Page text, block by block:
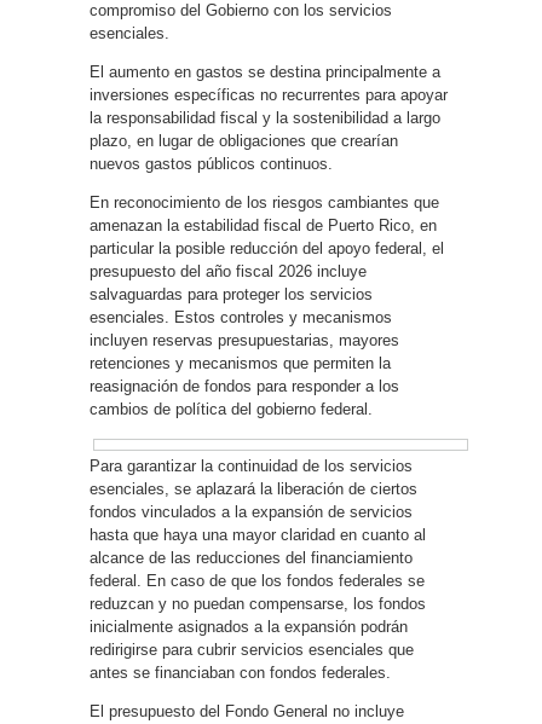
compromiso del Gobierno con los servicios
esenciales.
El aumento en gastos se destina principalmente a
inversiones específicas no recurrentes para apoyar
la responsabilidad fiscal y la sostenibilidad a largo
plazo, en lugar de obligaciones que crearían
nuevos gastos públicos continuos.
En reconocimiento de los riesgos cambiantes que
amenazan la estabilidad fiscal de Puerto Rico, en
particular la posible reducción del apoyo federal, el
presupuesto del año fiscal 2026 incluye
salvaguardas para proteger los servicios
esenciales. Estos controles y mecanismos
incluyen reservas presupuestarias, mayores
retenciones y mecanismos que permiten la
reasignación de fondos para responder a los
cambios de política del gobierno federal.
Para garantizar la continuidad de los servicios
esenciales, se aplazará la liberación de ciertos
fondos vinculados a la expansión de servicios
hasta que haya una mayor claridad en cuanto al
alcance de las reducciones del financiamiento
federal. En caso de que los fondos federales se
reduzcan y no puedan compensarse, los fondos
inicialmente asignados a la expansión podrán
redirigirse para cubrir servicios esenciales que
antes se financiaban con fondos federales.
El presupuesto del Fondo General no incluye